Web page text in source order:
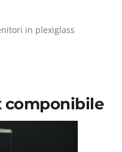
in plexiglass
componibile